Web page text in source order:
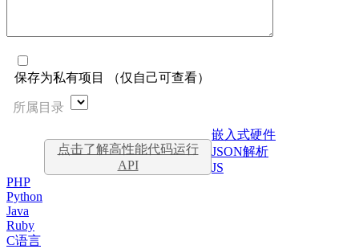
保存为私有项目 （仅自己可查看）
所属目录
点击了解高性能代码运行
API
嵌入式硬件
JSON解析
JS
PHP
Python
Java
Ruby
C语言